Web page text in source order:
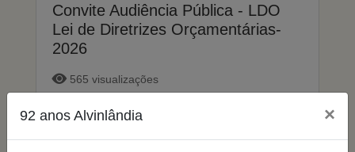
92 anos Alvinlândia ×
Convite Audiência Pública - LDO
Lei de Diretrizes Orçamentárias-
2026
565 visualizações